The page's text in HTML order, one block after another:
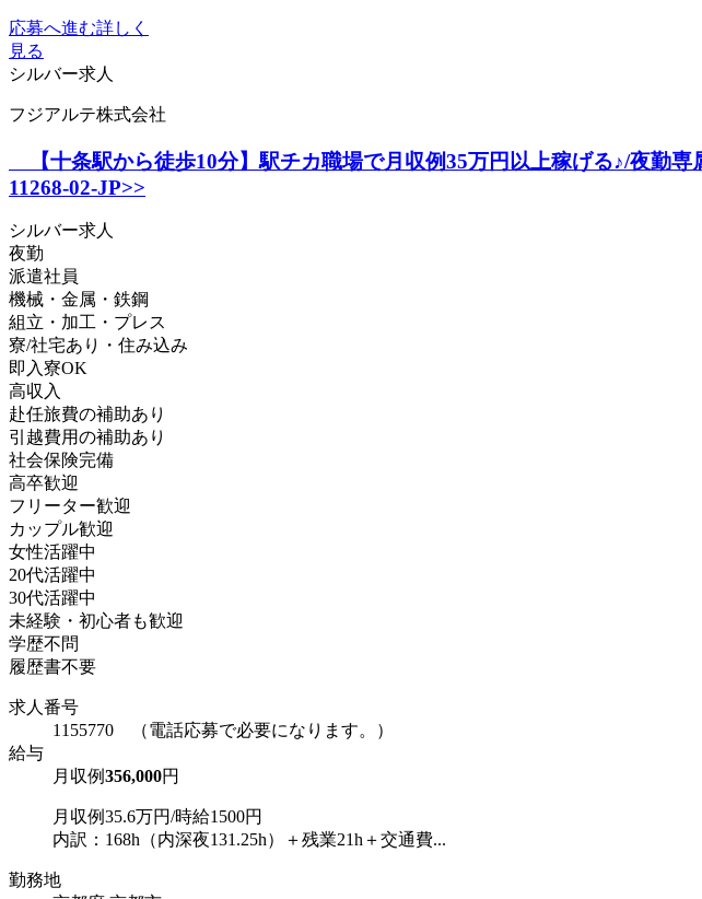
応募へ進む詳しく
見る
シルバー求人
フジアルテ株式会社
【十条駅から徒歩10分】駅チカ職場で月収例35万円以上稼げる♪/夜勤
11268-02-JP>>
シルバー求人
夜勤
派遣社員
機械・金属・鉄鋼
組立・加工・プレス
寮/社宅あり・住み込み
即入寮OK
高収入
赴任旅費の補助あり
引越費用の補助あり
社会保険完備
高卒歓迎
フリーター歓迎
カップル歓迎
女性活躍中
20代活躍中
30代活躍中
未経験・初心者も歓迎
学歴不問
履歴書不要
求人番号
1155770 （電話応募で必要になります。）
給与
月収例356,000円
月収例35.6万円/時給1500円
内訳：168h（内深夜131.25h）＋残業21h＋交通費...
勤務地